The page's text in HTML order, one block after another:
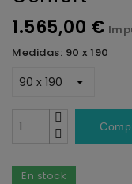
1.565,00 €
Medidas: 90 x 190
En stock